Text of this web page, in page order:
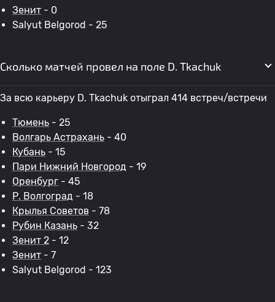
Зенит - 0
Salyut Belgorod - 25
Сколько матчей провел на поле D. Tkachuk
За всю карьеру D. Tkachuk отыграл 414 встреч/встречи
Тюмень - 25
Волгарь Астрахань - 40
Кубань - 15
Пари Нижний Новгород - 19
Оренбург - 45
Р. Волгоград - 18
Крылья Советов - 78
Рубин Казань - 32
Зенит 2 - 12
Зенит - 7
Salyut Belgorod - 123